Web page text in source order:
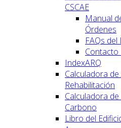
CSCAE
Manual
Órdenes
FAQs
Contacto
IndexARQ
Calculadora
Rehabilitación
Calculadora
Carbono
Libro del